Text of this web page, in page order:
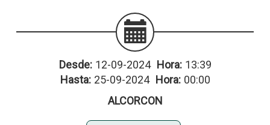
Desde: 12-09-2024 Hora: 13:39
Hasta: 25-09-2024 Hora: 00:00
ALCORCON